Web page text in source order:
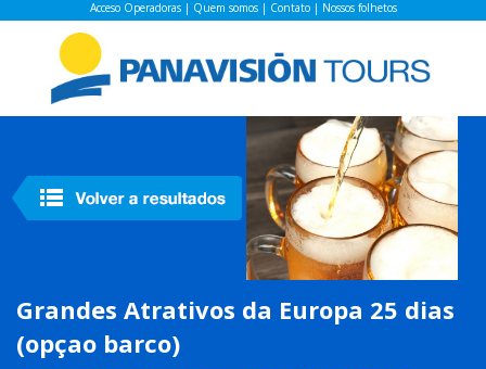
Acceso Operadoras| Quem somos| Contato| Nossos folhetos
Grandes Atrativos da Europa 25 dias
(opçao barco)